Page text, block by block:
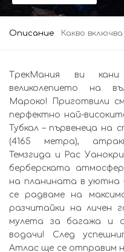
Описание Какво включва
ТрекМания ви
великолепието на
Мароко! Приготвили
перфектно най-
Тубкал – първенеца на
(4165 метра),
Темзгида и Рас
берберската
на планината в уютна
се радваме на
разчитайки на личен
мулета за багажа и
водачи! След
Атлас ще се отправим